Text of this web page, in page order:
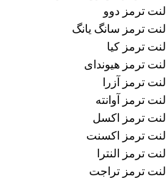
لنت ترمز دوو
لنت ترمز سانگ یانگ
لنت ترمز کیا
لنت ترمز هیوندای
لنت ترمز آزرا
لنت ترمز آوانته
لنت ترمز اکسل
لنت ترمز اکسنت
لنت ترمز النترا
لنت ترمز تراجت